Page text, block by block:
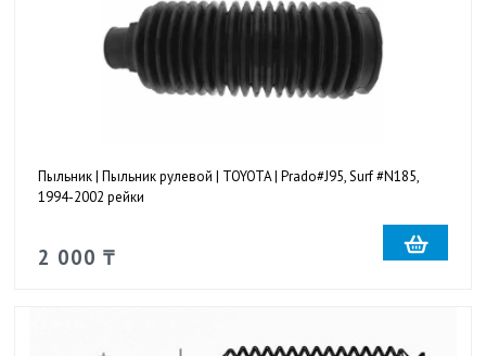
Пыльник | Пыльник рулевой | TOYOTA | Prado#J95, Surf #N185,
1994-2002 рейки
2 000 ₸